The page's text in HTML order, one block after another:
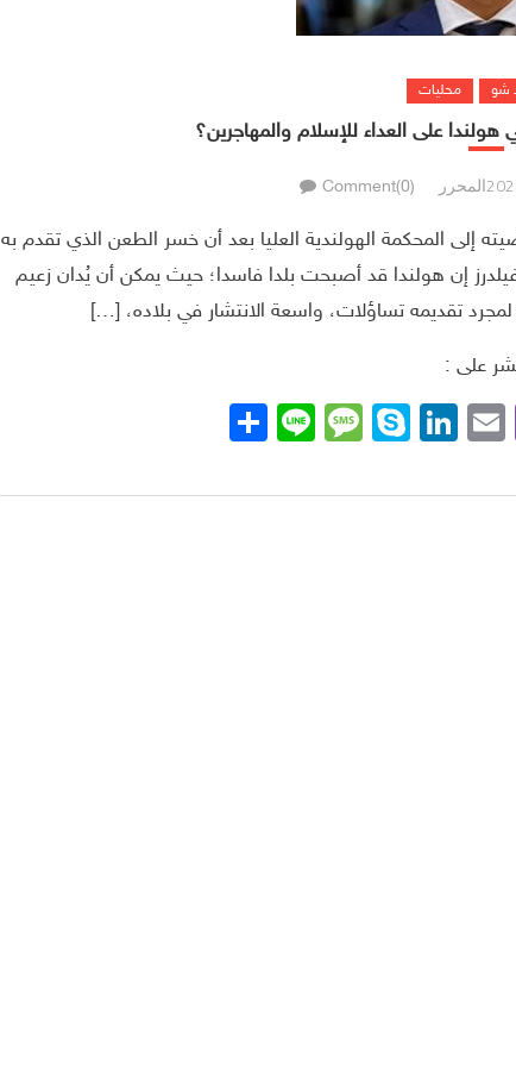
شو محليات
على العداء للإسلام والمهاجرين؟
المحرر Comment(0)
إلى المحكمة الهولندية العليا بعد أن خسر الطعن الذي تقدم به
إن هولندا قد أصبحت بلدا فاسدا؛ حيث يمكن أن يُدان زعيم
تقديمه تساؤلات، واسعة الانتشار في بلاده، […]
على :
Viber
Email
LinkedIn
Skype
Message
Line